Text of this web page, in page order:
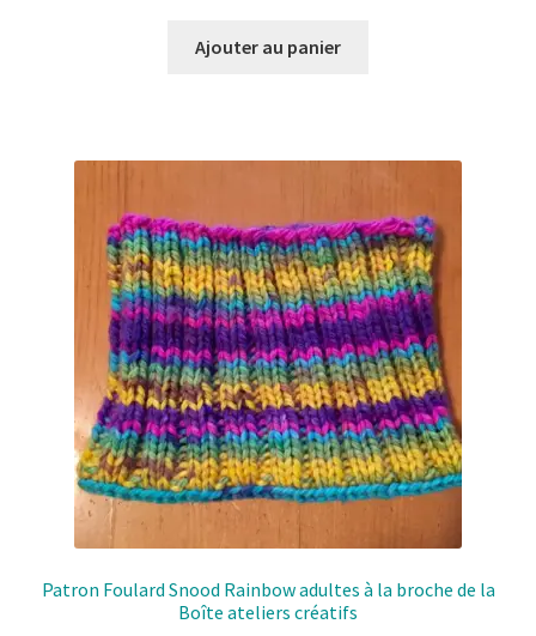
Ajouter au panier
Patron Foulard Snood Rainbow adultes à la broche de la
Boîte ateliers créatifs